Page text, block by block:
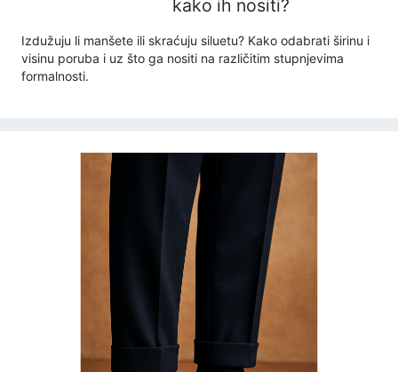
kako ih nositi?
Izdužuju li manšete ili skraćuju siluetu? Kako odabrati širinu i
visinu poruba i uz što ga nositi na različitim stupnjevima
formalnosti.